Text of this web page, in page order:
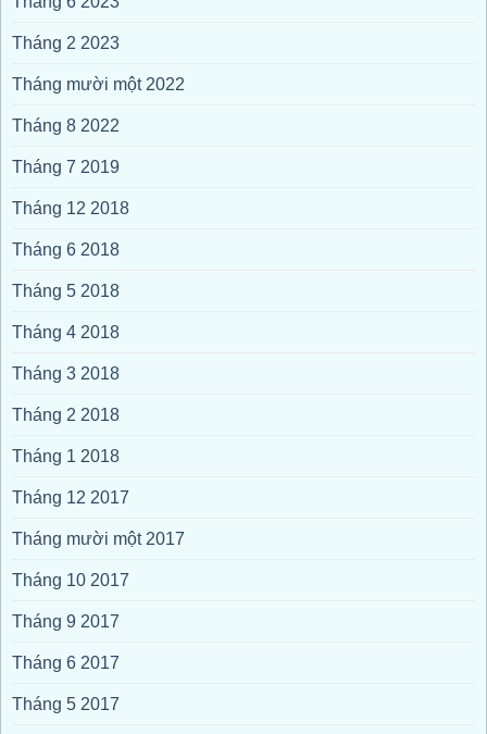
Tháng 2 2023
Tháng mười một 2022
Tháng 8 2022
Tháng 7 2019
Tháng 12 2018
Tháng 6 2018
Tháng 5 2018
Tháng 4 2018
Tháng 3 2018
Tháng 2 2018
Tháng 1 2018
Tháng 12 2017
Tháng mười một 2017
Tháng 10 2017
Tháng 9 2017
Tháng 6 2017
Tháng 5 2017